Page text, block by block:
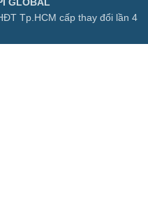
GLOBAL
Tp.HCM cấp thay đổi lần 4